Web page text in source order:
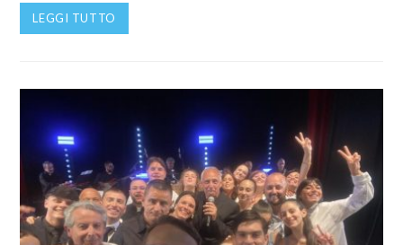
LEGGI TUTTO